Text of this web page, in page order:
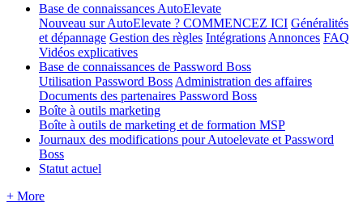
Base de connaissances AutoElevate
Nouveau sur AutoElevate ? COMMENCEZ ICI Généralités
et dépannage Gestion des règles Intégrations Annonces FAQ
Vidéos explicatives
Base de connaissances de Password Boss
Utilisation Password Boss Administration des affaires
Documents des partenaires Password Boss
Boîte à outils marketing
Boîte à outils de marketing et de formation MSP
Journaux des modifications pour Autoelevate et Password
Boss
Statut actuel
+ More